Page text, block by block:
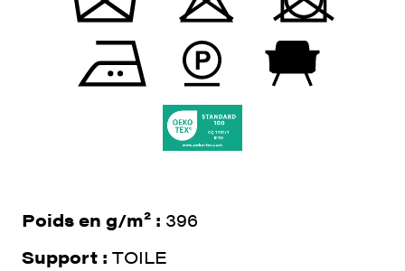
Poids en g/m² : 396
Support : TOILE